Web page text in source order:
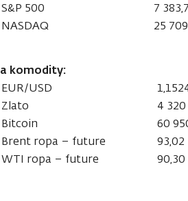
S&P 500
7
NASDAQ
25
a komodity:
EUR/USD
Zlato
4 320
Bitcoin
60
Brent ropa – future
93,02
WTI ropa – future
90,30